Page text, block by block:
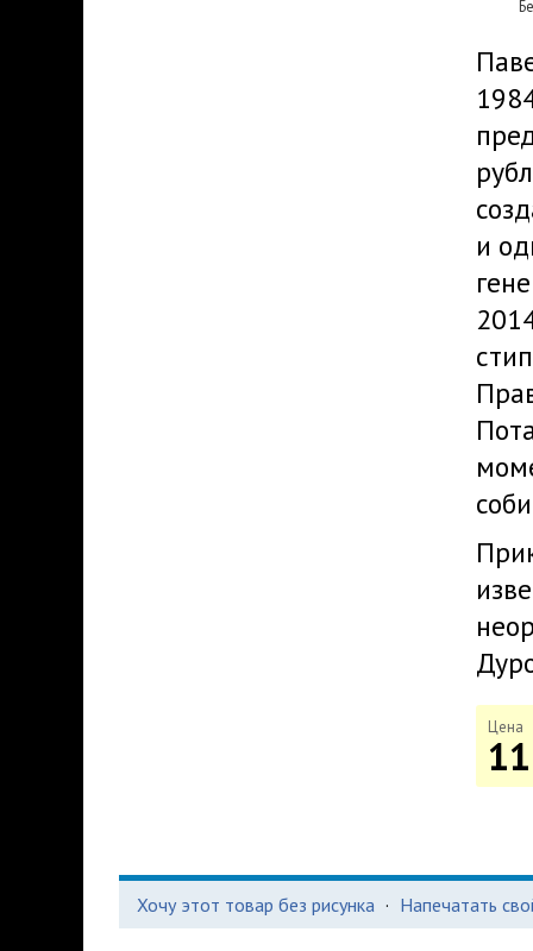
и
Цена
Хочу этот товар без рисунка · Напечатать